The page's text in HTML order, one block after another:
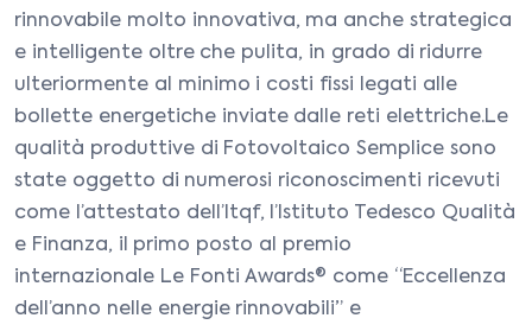
rinnovabile molto innovativa, ma anche strategica
e intelligente oltre che pulita, in grado di ridurre
ulteriormente al minimo i costi fissi legati alle
bollette energetiche inviate dalle reti elettriche.Le
qualità produttive di Fotovoltaico Semplice sono
state oggetto di numerosi riconoscimenti ricevuti
come l’attestato dell’Itqf, l’Istituto Tedesco Qualità
e Finanza, il primo posto al premio
internazionale Le Fonti Awards® come “Eccellenza
dell’anno nelle energie rinnovabili” e